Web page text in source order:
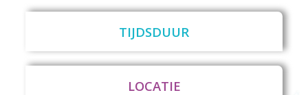
TIJDSDUUR
LOCATIE